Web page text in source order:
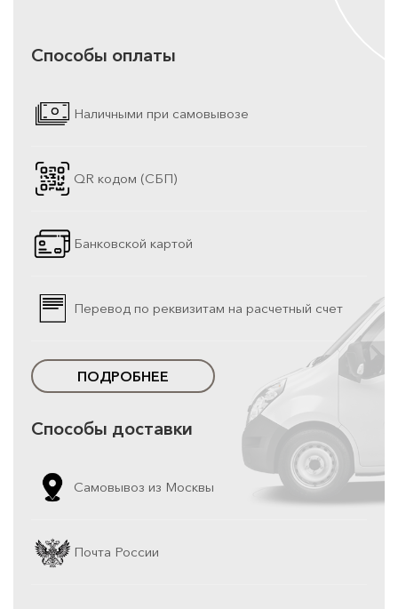
Способы оплаты
Наличными при самовывозе
QR кодом (СБП)
Банковской картой
Перевод по реквизитам на расчетный счет
ПОДРОБНЕЕ
Способы доставки
Самовывоз из Москвы
Почта России